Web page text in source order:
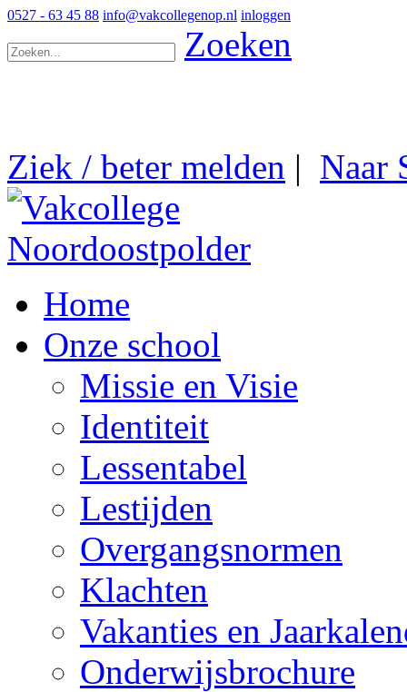
0527 - 63 45 88 info@vakcollegenop.nl inloggen
Zoeken
Ziek / beter melden | Naar
Home
Onze school
Missie en Visie
Identiteit
Lessentabel
Lestijden
Overgangsnormen
Klachten
Vakanties en
Onderwijsbrochure